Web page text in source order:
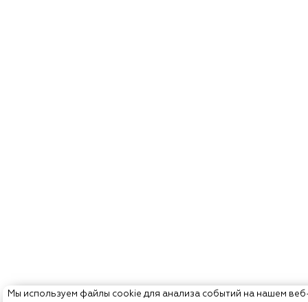
Мы используем файлы cookie для анализа событий на нашем